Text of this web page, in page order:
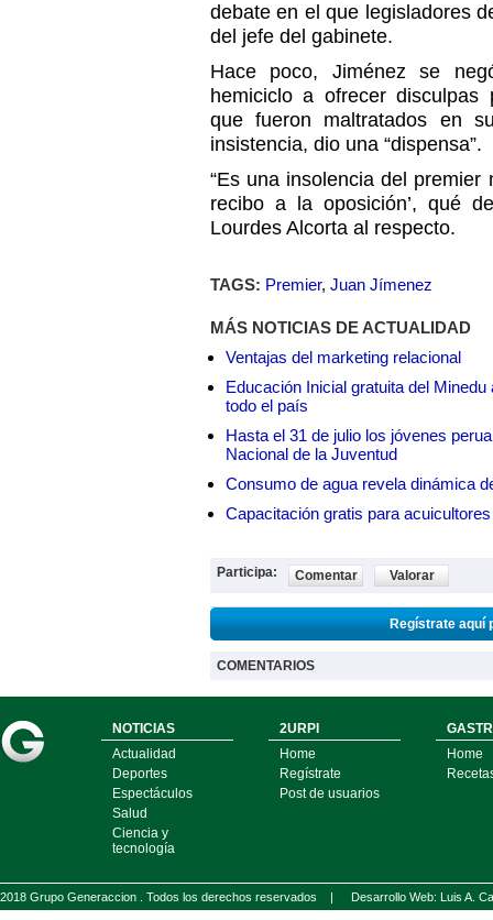
debate en el que legisladores
del jefe del gabinete.
Hace poco, Jiménez se
hemiciclo a ofrecer disculpas
que fueron maltratados en
insistencia, dio una “dispensa”.
“Es una insolencia del premier
recibo a la oposición’, qué
Lourdes Alcorta al respecto.
TAGS: Premier, Juan Jímenez
MÁS NOTICIAS DE ACTUALIDAD
Ventajas del marketing relacional
Educación Inicial gratuita del
todo el país
Hasta el 31 de julio los jóvenes
Nacional de la Juventud
Consumo de agua revela dinámica
Capacitación gratis para
Participa: Comentar Valorar
Regístrate aquí
COMENTARIOS
NOTICIAS
Actualidad
Deportes
Espectáculos
Salud
Ciencia y
tecnología
2URPI
Home
Regístrate
Post de usuarios
Home
2018 Grupo Generaccion . Todos los derechos reservados | Desarrollo Web: Luis